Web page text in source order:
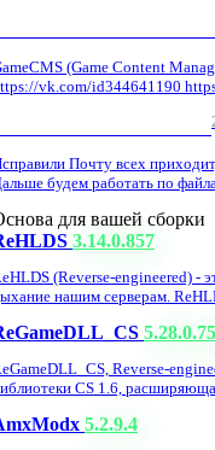
(Game Content
vk.com/id344641190
Почту всех
будем работать по
для вашей сборки
3.14.0.857
(Reverse-engineered) -
нашим серверам.
Reverse-
CS 1.6,
5.2.9.4